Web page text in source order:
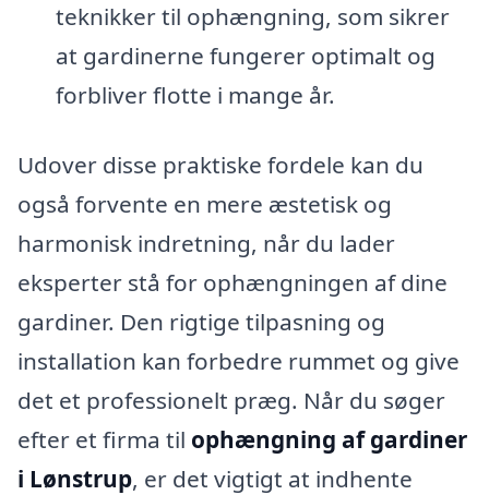
teknikker til ophængning, som sikrer
at gardinerne fungerer optimalt og
forbliver flotte i mange år.
Udover disse praktiske fordele kan du
også forvente en mere æstetisk og
harmonisk indretning, når du lader
eksperter stå for ophængningen af dine
gardiner. Den rigtige tilpasning og
installation kan forbedre rummet og give
det et professionelt præg. Når du søger
efter et firma til ophængning af gardiner
i Lønstrup, er det vigtigt at indhente